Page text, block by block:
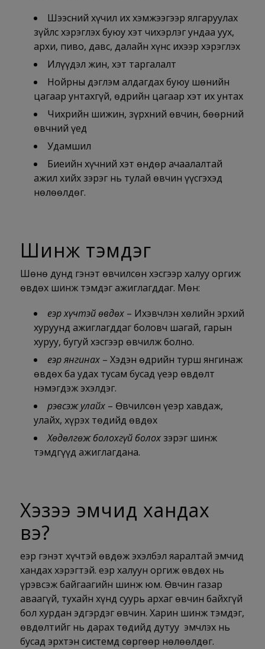
Шээсний хүчил их хэмжээгээр ялгаруулах
зүйлс хэрэглэх буюу хэт чихэрлэг ундаа уух,
архи, пиво, давс, далайн хүнс ихээр хэрэглэх
Илүүдэл жин, хэт таргалалт
Нойрны дэглэм алдагдах буюу шөнийн
цагаар унтахгүй, өдрийн цагаар хэт их унтах
Чихрийн шижин, зүрхний өвчин, бөөрний
өвчний үед
Удамшил
Биеийн хүчний хэт өндөр ачаалалтай
ажил хийх зэрэг нь тулай өвчин үүсгэхэд
нөлөөлдөг.
Шинж тэмдэг
Шөнө дунд гэнэт өвчилсөн хэсгээр халуу оргиж
өвдөх шинж тэмдэг ажиглагддаг. Мөн:
Үеэр хүчтэй өвдөх– Ихэвчлэн хөлийн эрхий
хуруунд ажиглагддаг боловч шагай, гарын
хуруу, бугуй хэсгээр өвчилж болно.
Үеэр янгинах– Хэдэн өдрийн турш янгинаж
өвдөх ба удах тусам бусад үеэр өвдөлт
нэмэгдэж эхэлдэг.
Үрэвсэж улайх– Өвчилсөн үеэр хавдаж,
улайх, хүрэх төдийд өвдөх
Хөдөлгөж болохгүй болохзэрэг шинж
тэмдгүүд ажиглагдана.
Хэзээ эмчид хандах
вэ?
Үеэр гэнэт хүчтэй өвдөж эхэлбэл яаралтай эмчид
хандах хэрэгтэй. Үеэр халуун оргиж өвдөх нь
үрэвсэж байгаагийн шинж юм. Өвчин газар
аваагүй, тухайн хүнд суурь архаг өвчин байхгүй
бол хурдан эдгэрдэг өвчин. Харин шинж тэмдэг,
өвдөлтийг нь дарах төдийд дутуу эмчлэх нь
бусад эрхтэн системд сөргөөр нөлөөлдөг.